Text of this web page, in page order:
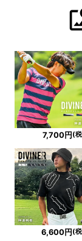
7,700円 (
6,600円(